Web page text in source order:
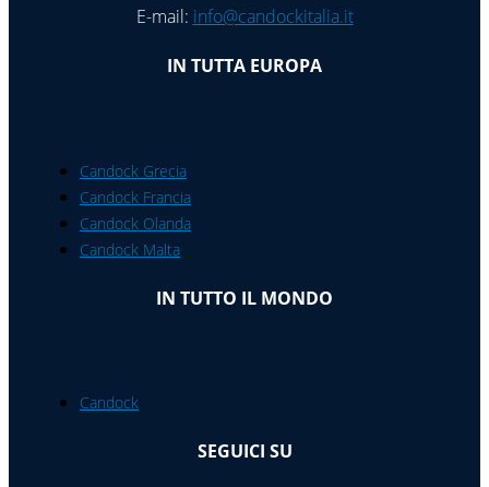
E-mail: info@candockitalia.it
IN TUTTA EUROPA
Candock Grecia
Candock Francia
Candock Olanda
Candock Malta
IN TUTTO IL MONDO
Candock
SEGUICI SU